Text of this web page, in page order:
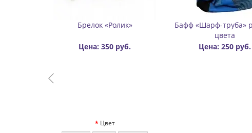
Бафф-шапка двухслойный
Цена: 300 руб. Цена: 500
Значок (пин) металлический
Rollbay - Огонь
Цена: 300 руб.